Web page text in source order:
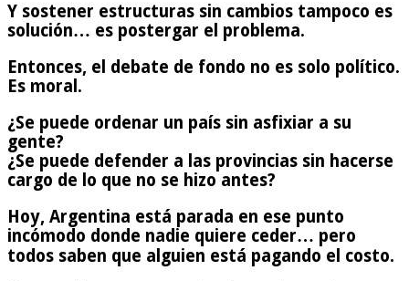
Y sostener estructuras sin cambios tampoco es
solución… es postergar el problema.
Entonces, el debate de fondo no es solo político.
Es moral.
¿Se puede ordenar un país sin asfixiar a su
gente?
¿Se puede defender a las provincias sin hacerse
cargo de lo que no se hizo antes?
Hoy, Argentina está parada en ese punto
incómodo donde nadie quiere ceder… pero
todos saben que alguien está pagando el costo.